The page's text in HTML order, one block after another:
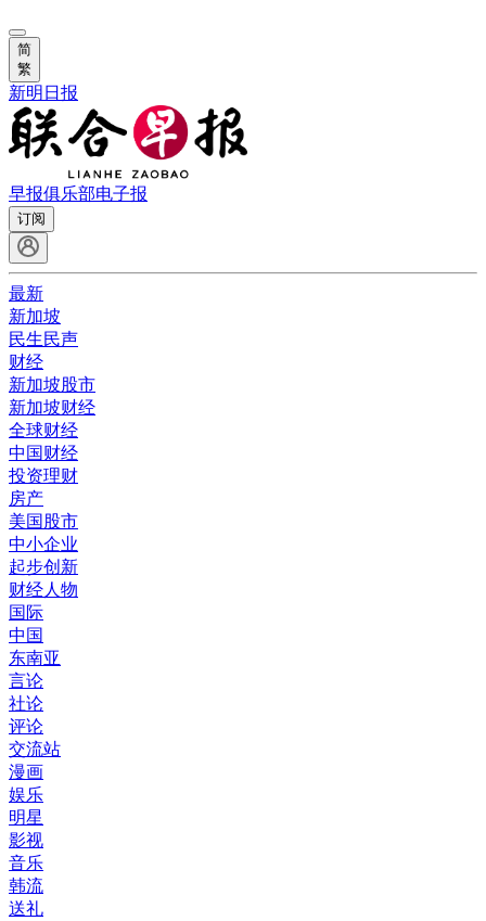
简
繁
新明日报
早报俱乐部电子报
订阅
最新
新加坡
民生民声
财经
新加坡股市
新加坡财经
全球财经
中国财经
投资理财
房产
美国股市
中小企业
起步创新
财经人物
国际
中国
东南亚
言论
社论
评论
交流站
漫画
娱乐
明星
影视
音乐
韩流
送礼